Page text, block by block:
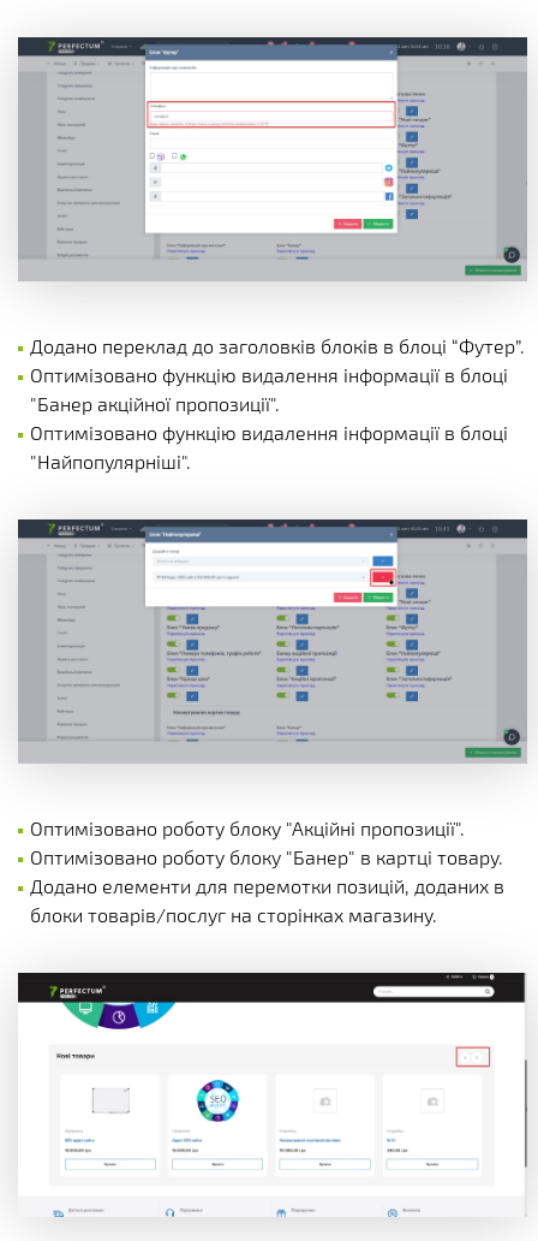
Додано переклад до заголовків блоків в блоці “Футер”.
Оптимізовано функцію видалення інформації в блоці
"Банер акційної пропозиції".
Оптимізовано функцію видалення інформації в блоці
"Найпопулярніші".
Оптимізовано роботу блоку "Акційні пропозиції".
Оптимізовано роботу блоку "Банер" в картці товару.
Додано елементи для перемотки позицій, доданих в
блоки товарів/послуг на сторінках магазину.